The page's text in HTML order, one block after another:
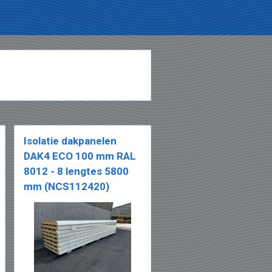
Isolatie dakpanelen
DAK4 ECO 100 mm RAL
8012 - 8 lengtes 5800
mm (NCS112420)